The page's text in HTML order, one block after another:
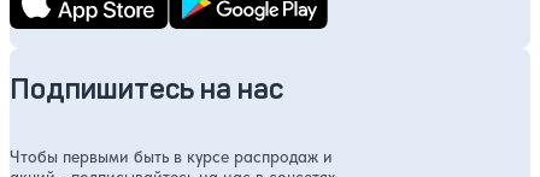
Подпишитесь на нас
Чтобы первыми быть в курсе распродаж и